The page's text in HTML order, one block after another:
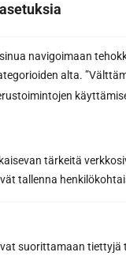
navigoimaan
alta.
tärkeitä
tallenna
suorittamaan